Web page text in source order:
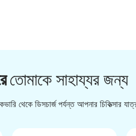
তোমাকে সাহায্যর জন্য
থেকে ডিসচার্জ পর্যন্ত আপনার চিকিত্সার